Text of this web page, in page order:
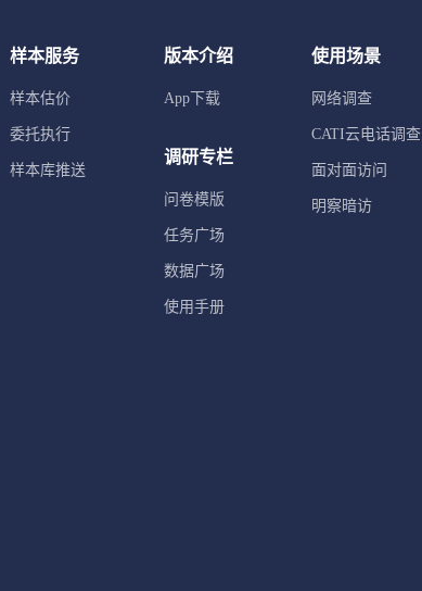
样本服务
样本估价
委托执行
样本库推送
版本介绍
App下载
调研专栏
问卷模版
任务广场
数据广场
使用手册
使用场景
网络调查
CATI云电话调查
面对面访问
明察暗访